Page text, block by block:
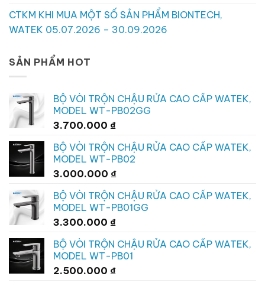
CTKM KHI MUA MỘT SỐ SẢN PHẨM BIONTECH,
WATEK 05.07.2026 – 30.09.2026
SẢN PHẨM HOT
BỘ VÒI TRỘN CHẬU RỬA CAO CẤP WATEK,
MODEL WT-PB02GG
3.700.000 ₫
BỘ VÒI TRỘN CHẬU RỬA CAO CẤP WATEK,
MODEL WT-PB02
3.000.000 ₫
BỘ VÒI TRỘN CHẬU RỬA CAO CẤP WATEK,
MODEL WT-PB01GG
3.300.000 ₫
BỘ VÒI TRỘN CHẬU RỬA CAO CẤP WATEK,
MODEL WT-PB01
2.500.000 ₫